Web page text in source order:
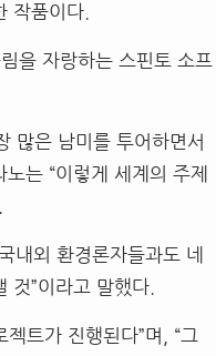
작품이다.
을 자랑하는 스핀토 소프
많은 남미를 투어하면서
는 “이렇게 세계의 주제
내외 환경론자들과도 네
것”이라고 말했다.
트가 진행된다”며, “그